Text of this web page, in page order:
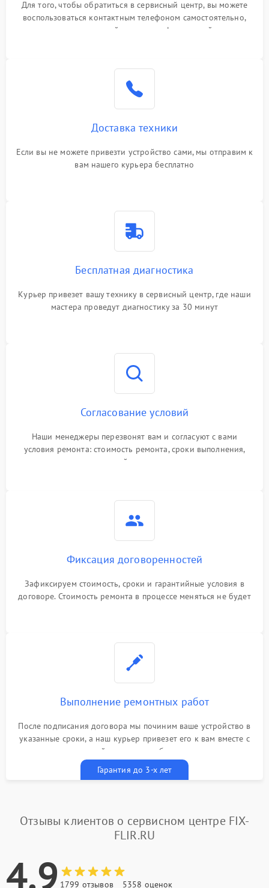
Для того, чтобы обратиться в сервисный центр, вы можете
воспользоваться контактным телефоном самостоятельно,
или оставить свой номер телефона на сайте
Доставка техники
Если вы не можете привезти устройство сами, мы отправим к
вам нашего курьера бесплатно
Бесплатная диагностика
Курьер привезет вашу технику в сервисный центр, где наши
мастера проведут диагностику за 30 минут
Согласование условий
Наши менеджеры перезвонят вам и согласуют с вами
условия ремонта: стоимость ремонта, сроки выполнения,
гарантийные условия
Фиксация договоренностей
Зафиксируем стоимость, сроки и гарантийные условия в
договоре. Стоимость ремонта в процессе меняться не будет
Выполнение ремонтных работ
После подписания договора мы починим ваше устройство в
указанные сроки, а наш курьер привезет его к вам вместе с
гарантийным талоном бесплатно
Гарантия до 3-х лет
Отзывы клиентов о сервисном центре FIX-
FLIR.RU
4.9 1799 отзывов 5358 оценок